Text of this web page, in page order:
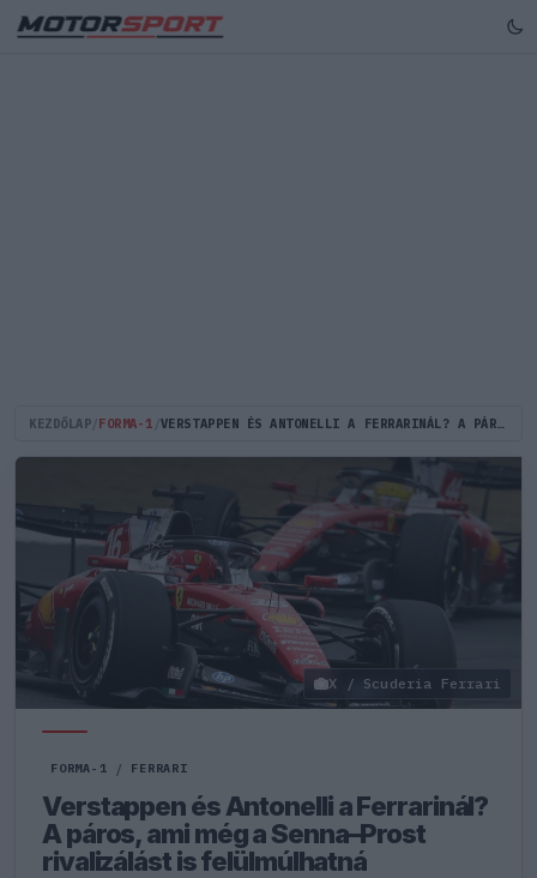
KEZDŐLAP FORMA-1 VERSTAPPEN ÉS ANTONELLI A FERRARINÁL? A PÁROS, AMI MÉG A SENNA–PROST RIVALIZÁLÁST IS FELÜLMÚLHATNÁ
X / Scuderia Ferrari
FORMA-1 / FERRARI
Verstappen és Antonelli a Ferrarinál?
A páros, ami még a Senna–Prost
rivalizálást is felülmúlhatná